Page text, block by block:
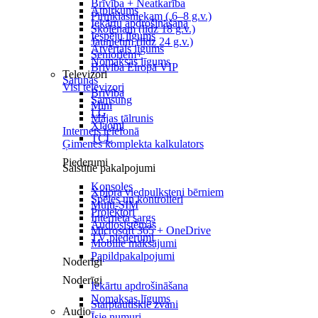
Brīvība + Neatkarība
Pirmklasniekam ( 6–8 g.v.)
Skolēnam (līdz 18 g.v.)
Jaunietim (līdz 24 g.v.)
Senioriem+
Brīvība Eiropā VIP
Sarunas
Brīvība
Mini
Mājas tālrunis
Internets telefonā
Ģimenes komplekta kalkulators
Saistītie pakalpojumi
Xplora viedpulksteņi bērniem
Multi-SIM
Interneta sargs
Microsoft 365 + OneDrive
Mobilie maksājumi
Papildpakalpojumi
Noderīgi
Starptautiskie zvani
Atpirkums
Iekārtu apdrošināšana
Iespēju līgums
Atvērtais līgums
Nomaksas līgums
Televizori
Visi televizori
Samsung
LG
Xiaomi
TCL
Piederumi
Konsoles
Spēles un kontrolieri
Projektori
Audiosistēmas
TV piederumi
Noderīgi
Iekārtu apdrošināšana
Nomaksas līgums
Audio